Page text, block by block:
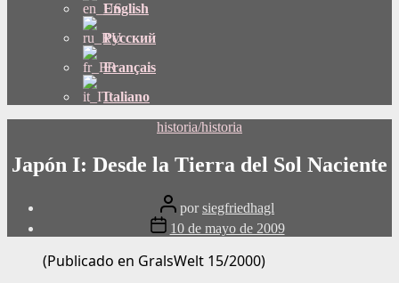
English
Русский
Français
Italiano
Categorías
historia/historia
Japón I: Desde la Tierra del Sol Naciente
Publicar
autor
porsiegfriedhagl
Fecha
de
publicación
10 de mayo de 2009
(Publicado en GralsWelt 15/2000)